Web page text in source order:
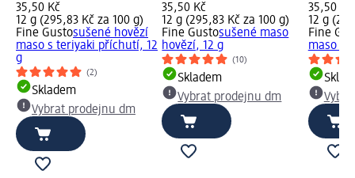
35,50 Kč
12 g (295,83 Kč za 100 g)
Fine Gustosušené hovězí
maso s teriyaki příchutí, 12
g
(2)
Skladem
Vybrat prodejnu dm
35,50 Kč
12 g (295,83 Kč za 100 g)
Fine Gustosušené maso
hovězí, 12 g
(10)
Skladem
Vybrat prodejnu dm
35,50 Kč
12 g
Fine
maso s